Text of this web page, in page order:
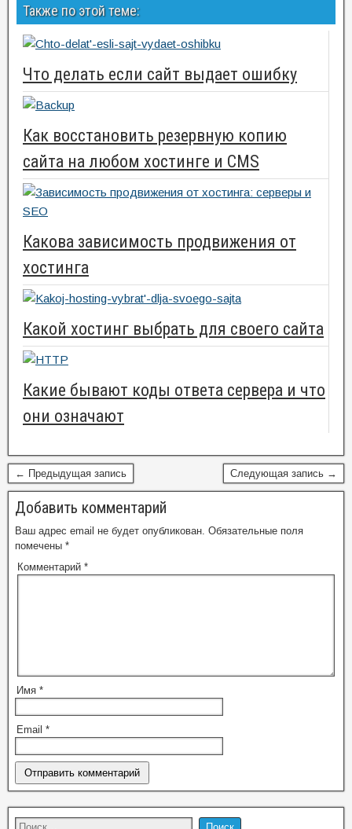
Также по этой теме:
Что делать если сайт выдает ошибку
Как восстановить резервную копию
сайта на любом хостинге и CMS
Какова зависимость продвижения от
хостинга
Какой хостинг выбрать для своего сайта
Какие бывают коды ответа сервера и что
они означают
← Предыдущая запись Следующая запись →
Добавить комментарий
Ваш адрес email не будет опубликован. Обязательные поля
помечены *
Комментарий *
Имя *
Email *